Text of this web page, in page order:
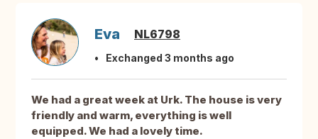
Eva NL6798
Exchanged 3 months ago
We had a great week at Urk. The house is very
friendly and warm, everything is well
equipped. We had a lovely time.